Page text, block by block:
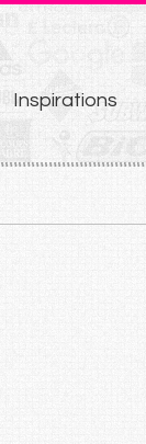
Inspirations